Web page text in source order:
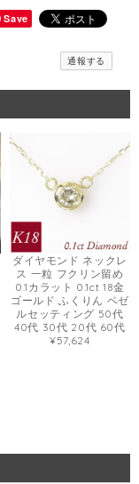
Save
通報する
ダイヤモンド ネックレ
ス 一粒 フクリン留め
0.1カラット 0.1ct 18金
ゴールド ふくりん ベゼ
ルセッティング 50代
40代 30代 20代 60代
¥57,624